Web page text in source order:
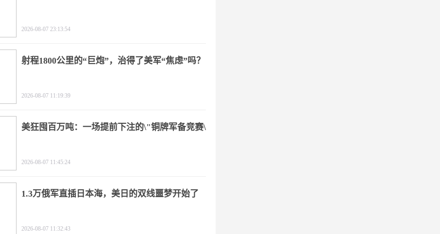
2026-08-07 23:13:54
射程1800公里的“巨炮”，治得了美军“焦虑”吗？
2026-08-07 11:19:39
美狂囤百万吨：一场提前下注的\"铜牌军备竞赛\"
2026-08-07 11:45:24
1.3万俄军直插日本海，美日的双线噩梦开始了
2026-08-07 11:32:43